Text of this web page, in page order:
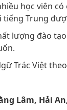
học viên
tiếng Trung
lượng đào
Trác Việt
Lâm, Hải